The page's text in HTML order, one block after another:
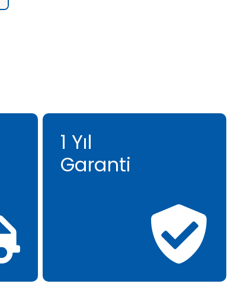
1 Yıl
Garanti